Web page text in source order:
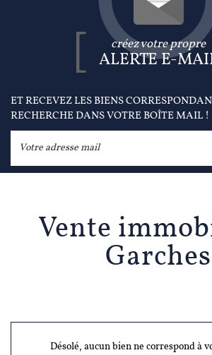
créez votre propre
ALERTE E-
ET RECEVEZ LES BIENS
RECHERCHE DANS VOTRE BOÎTE MAIL !
Vente immobilière
Garches
Désolé, aucun bien ne correspond à